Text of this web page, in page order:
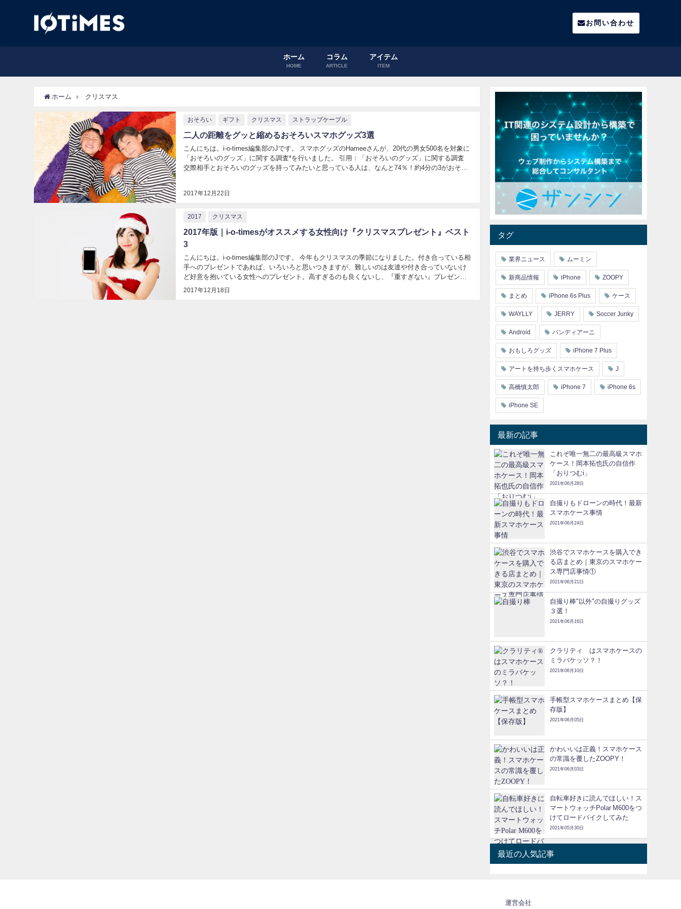
お問い合わせ
ホーム
HOME
コラム
ARTICLE
アイテム
ITEM
ホーム クリスマス
おそろい ギフト クリスマス ストラップケーブル
二人の距離をグッと縮めるおそろいスマホグッズ3選
2017年12月22日
こんにちは。i-o-times編集部のJです。 スマホグッズのHameeさんが、20代の男女500名を対象に
「おそろいのグッズ」に関する調査*を行いました。 引用：「おそろいのグッズ」に関する調査
交際相手とおそろいのグッズを持ってみたいと思っている人は、なんと74％！約4分の3がおそろ
2017 クリスマス
2017年版｜i-o-timesがオススメする女性向け『クリスマスプレゼント』ベスト
3
2017年12月18日
こんにちは。i-o-times編集部のJです。 今年もクリスマスの季節になりました。付き合っている相
手へのプレゼントであれば、いろいろと思いつきますが、難しいのは友達や付き合っていないけ
ど好意を抱いている女性へのプレゼント。高すぎるのも良くないし、『重すぎない』プレゼント
を選ばないといけません。 重すぎないクリスマスプ...
タグ
業界ニュース ムーミン
新商品情報 iPhone ZOOPY
まとめ iPhone 6s Plus ケース
WAYLLY JERRY Soccer Junky
Android パンディアーニ
おもしろグッズ iPhone 7 Plus
アートを持ち歩くスマホケース J
高橋慎太郎 iPhone 7 iPhone 6s
iPhone SE
最新の記事
これぞ唯一無二の最高級スマホ
ケース！岡本拓也氏の自信作
「おりつむi」
2021年06月28日
自撮りもドローンの時代！最新
スマホケース事情
2021年06月24日
渋谷でスマホケースを購入でき
る店まとめ｜東京のスマホケー
ス専門店事情①
2021年06月21日
自撮り棒"以外"の自撮りグッズ
３選！
2021年06月16日
クラリティ®はスマホケースの
ミラバケッソ？！
2021年06月10日
手帳型スマホケースまとめ【保
存版】
2021年06月05日
かわいいは正義！スマホケース
の常識を覆したZOOPY！
2021年06月03日
自転車好きに読んでほしい！ス
マートウォッチPolar M600をつ
けてロードバイクしてみた
2021年05月30日
最近の人気記事
運営会社